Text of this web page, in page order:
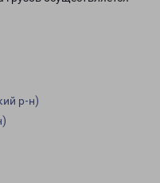
р-н)